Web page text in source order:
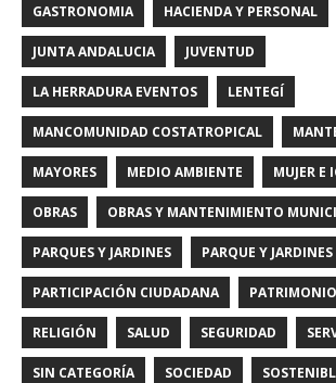
GASTRONOMIA HACIENDA Y PERSONAL
JUNTA ANDALUCIA JUVENTUD
LA HERRADURA EVENTOS LENTEGÍ
MANCOMUNIDAD COSTATROPICAL
MAYORES MEDIO AMBIENTE MUJER E
OBRAS OBRAS Y MANTENIMIENTO
PARQUES Y JARDINES PARQUE Y JARDINES
PARTICIPACIÓN CIUDADANA PATRIMONIO
RELIGIÓN SALUD SEGURIDAD
SIN CATEGORÍA SOCIEDAD